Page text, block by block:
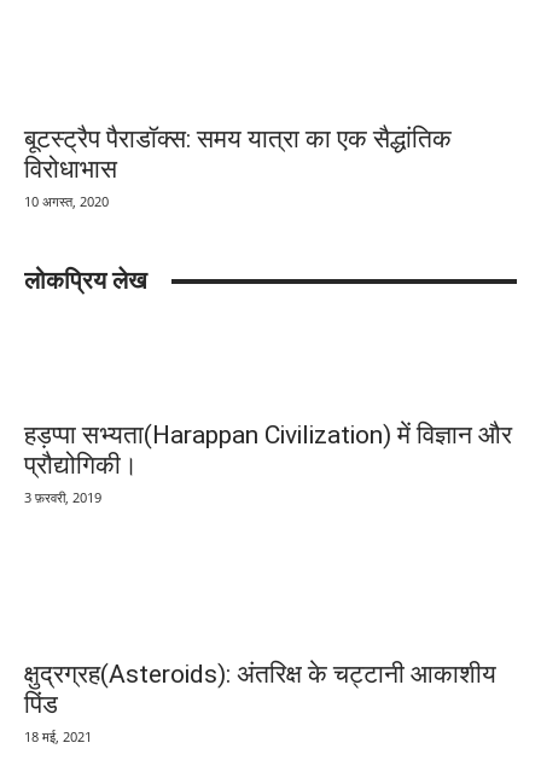
बूटस्ट्रैप पैराडॉक्स: समय यात्रा का एक सैद्धांतिक
विरोधाभास
10 अगस्त, 2020
लोकप्रिय लेख
हड़प्पा सभ्यता(Harappan Civilization) में विज्ञान और
प्रौद्योगिकी।
3 फ़रवरी, 2019
क्षुद्रग्रह(Asteroids): अंतरिक्ष के चट्टानी आकाशीय
पिंड
18 मई, 2021